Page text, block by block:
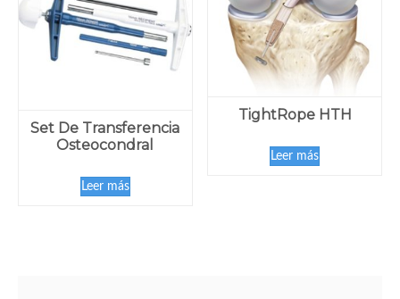
Set De Transferencia
Osteocondral
Leer más
TightRope HTH
Leer más